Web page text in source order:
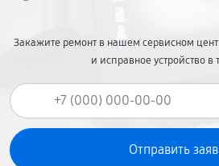
Закажите ремонт в нашем сервисном
и исправное устройство в